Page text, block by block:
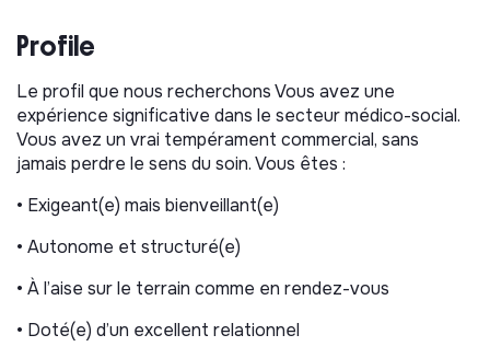
Profile
Le profil que nous recherchons Vous avez une
expérience significative dans le secteur médico-social.
Vous avez un vrai tempérament commercial, sans
jamais perdre le sens du soin. Vous êtes :
• Exigeant(e) mais bienveillant(e)
• Autonome et structuré(e)
• À l’aise sur le terrain comme en rendez-vous
• Doté(e) d’un excellent relationnel